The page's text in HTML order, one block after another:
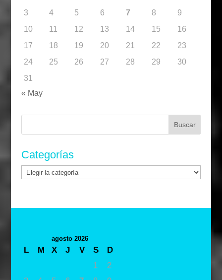
3
4 5 6 7 8
9
10
11 12 13 14 15
16
17
18 19 20 21 22
23
24
25 26 27 28 29
30
31
« May
Buscar:
Categorías
Categorías
agosto 2026
L M X J V S
D
1
2